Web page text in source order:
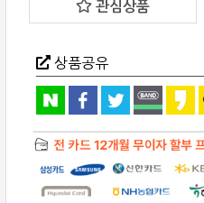
관심상품
상품공유